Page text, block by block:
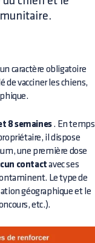
caractère obligatoire
vacciner les chiens,
8 semaines. En temps
il dispose
une première dose
contactavec ses
Le type de
géographique et le
etc.).